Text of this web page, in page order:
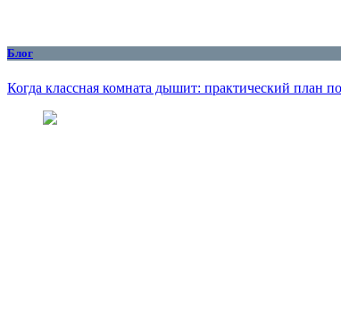
Блог
Когда классная комната дышит: практический план